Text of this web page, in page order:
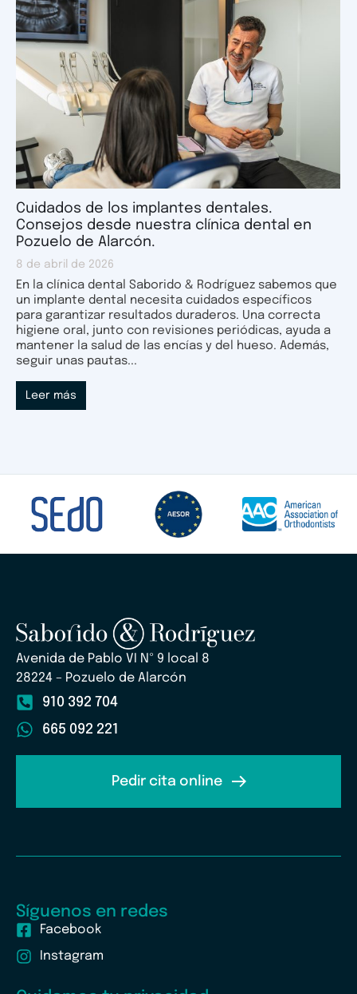
Cuidados de los implantes dentales.
Consejos desde nuestra clínica dental en
Pozuelo de Alarcón.
8 de abril de 2026
En la clínica dental Saborido & Rodríguez sabemos que
un implante dental necesita cuidados específicos
para garantizar resultados duraderos. Una correcta
higiene oral, junto con revisiones periódicas, ayuda a
mantener la salud de las encías y del hueso. Además,
seguir unas pautas...
Leer más
Avenida de Pablo VI Nº 9 local 8
28224 – Pozuelo de Alarcón
910 392 704
665 092 221
Pedir cita online
Síguenos en redes
Facebook
Instagram